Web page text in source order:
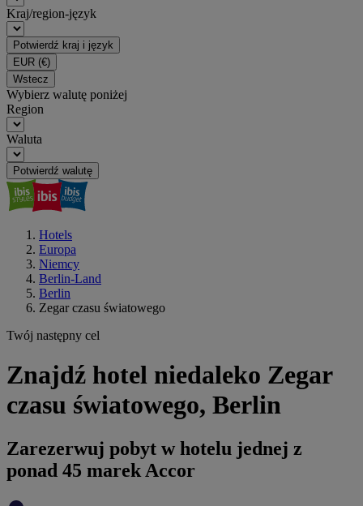
Kraj/region-język
Potwierdź kraj i język
EUR (€)
Wstecz
Wybierz walutę poniżej
Region
Waluta
Potwierdź walutę
Hotels
Europa
Niemcy
Berlin-Land
Berlin
Zegar czasu światowego
Twój następny cel
Znajdź hotel niedaleko Zegar
czasu światowego, Berlin
Zarezerwuj pobyt w hotelu jednej z
ponad 45 marek Accor